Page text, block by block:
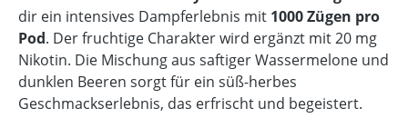
dir ein intensives Dampferlebnis mit 1000 Zügen pro
Pod. Der fruchtige Charakter wird ergänzt mit 20 mg
Nikotin. Die Mischung aus saftiger Wassermelone und
dunklen Beeren sorgt für ein süß-herbes
Geschmackserlebnis, das erfrischt und begeistert.